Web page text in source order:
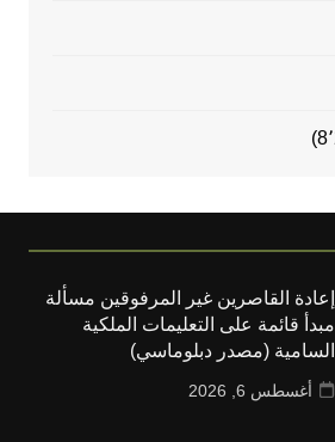
إعادة القاصرين غير المرفوقين مسألة
مبدأ قائمة على التعليمات الملكية
السامية (مصدر دبلوماسي)
أغسطس 6, 2026